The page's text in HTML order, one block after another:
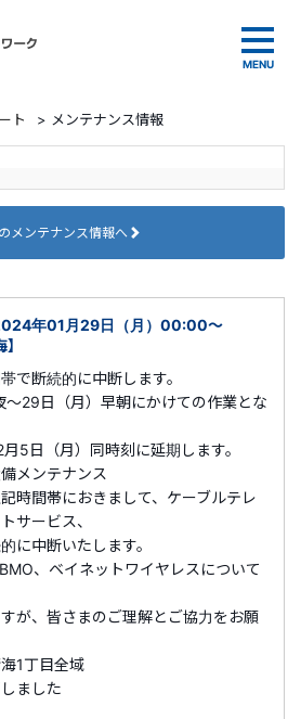
ト > メンテナンス情報
メンテナンス情報へ
年01月29日（月）00:00～
で断続的に中断します。
29日（月）早朝にかけての作業とな
5日（月）同時刻に延期します。
メンテナンス
時間帯におきまして、ケーブルテレ
サービス、
に中断いたします。
、ベイネットワイヤレスについて
が、皆さまのご理解とご協力をお願
1丁目全域
ました